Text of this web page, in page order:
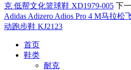
克 低帮文化篮球鞋 XD1979-005 下
Adidas Adizero Adios Pro 4 M马拉
动跑步鞋 KJ2123
首页
鞋类
耐克